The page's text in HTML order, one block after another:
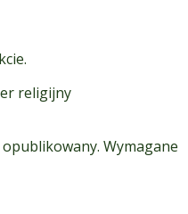
religijny
Wymagane